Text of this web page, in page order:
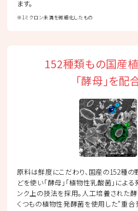
ます。
※1ミクロン未満を微細化したもの
152種類もの国産
「酵母」を配
原料は鮮度にこだわり、国産の152種の
どを使い「酵母」「植物性乳酸菌」によ
ンク上の技法を採用。人工培養された
くつもの植物性発酵菌を使用した“重合